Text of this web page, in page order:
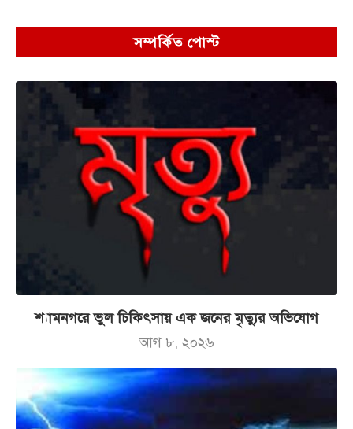
সম্পর্কিত পোস্ট
শ্যামনগরে ভুল চিকিৎসায় এক জনের মৃত্যুর অভিযোগ
আগ ৮, ২০২৬